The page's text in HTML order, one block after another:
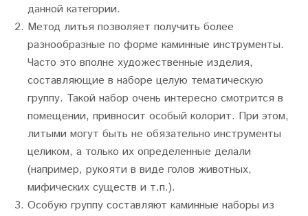
данной категории.
Метод литья позволяет получить более
разнообразные по форме каминные инструменты.
Часто это вполне художественные изделия,
составляющие в наборе целую тематическую
группу. Такой набор очень интересно смотрится в
помещении, привносит особый колорит. При этом,
литыми могут быть не обязательно инструменты
целиком, а только их определенные делали
(например, рукояти в виде голов животных,
мифических существ и т.п.).
Особую группу составляют каминные наборы из